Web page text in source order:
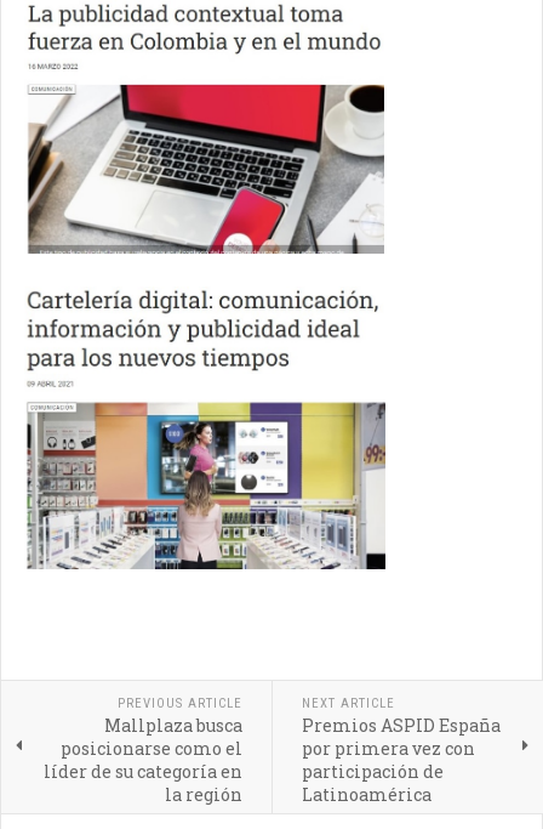
PREVIOUS ARTICLE
Mallplaza busca
posicionarse como el
líder de su categoría en
la región
NEXT ARTICLE
Premios ASPID España
por primera vez con
participación de
Latinoamérica